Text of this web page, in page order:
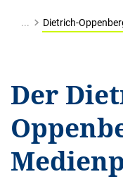
... Dietrich-
Der